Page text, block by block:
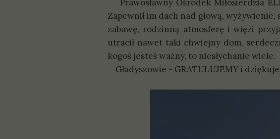
Prawosławny Ośrodek Miłosierdzia
Zapewnił im dach nad głową,
zabawę, rodzinną atmosferę i więzi
utracił nawet taki chwiejny dom,
kogoś jesteś ważny, to niesłychanie wiele.
Gładyszowie - GRATULUJEMY i